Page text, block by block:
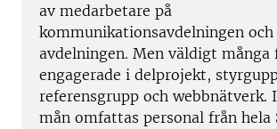
av medarbetare på
kommunikationsavdelningen
avdelningen. Men väldigt många
engagerade i delprojekt,
referensgrupp och webbnätverk.
mån omfattas personal från hela